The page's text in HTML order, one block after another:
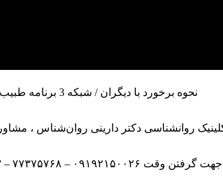
نحوه برخورد با دیگران / شبکه 3 برنامه طبیب
روانشناسی دکتر دارینی روان‌شناس ، مشاور
وقت ۰۹۱۹۲۱۵۰۰۲۶ – ۷۷۳۷۵۷۶۸ – ۷۷۰۶۶۴۶۳